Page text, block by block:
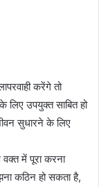
करेंगे तो
लिए उपयुक्त साबित हो
सुधारने के लिए
में पूरा करना
कठिन हो सकता है,